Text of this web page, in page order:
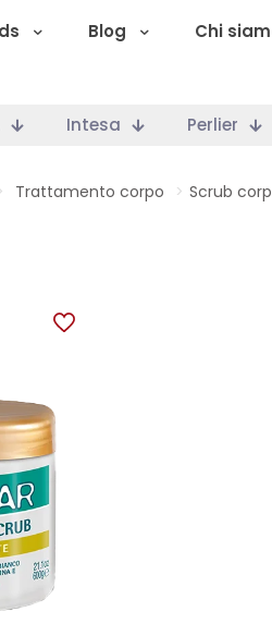
Blog
Chi
Intesa Perlier
Trattamento corpo > Scrub